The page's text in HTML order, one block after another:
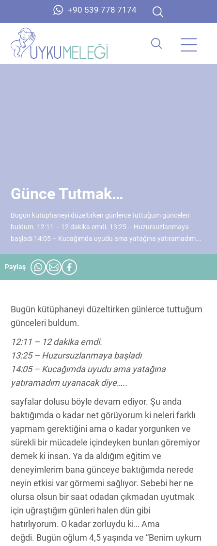
+90 539 778 7174
Günce Tutmak…
Bugün kütüphaneyi düzeltirken günlerce tuttuğum günceleri
buldum. 12:11 – 12 dakika emdi. 13:25 – Huzursuzlanmaya
başladı 14:05 – Kucağımda uyudu ama yatağına yatıramadım...
Paylaş
Bugün kütüphaneyi düzeltirken günlerce tuttuğum
günceleri buldum.
12:11 – 12 dakika emdi.
13:25 – Huzursuzlanmaya başladı
14:05 – Kucağımda uyudu ama yatağına
yatıramadım uyanacak diye…..
sayfalar dolusu böyle devam ediyor. Şu anda
baktığımda o kadar net görüyorum ki neleri farklı
yapmam gerektiğini ama o kadar yorgunken ve
sürekli bir mücadele içindeyken bunları göremiyor
demek ki insan. Ya da aldığım eğitim ve
deneyimlerim bana günceye baktığımda nerede
neyin etkisi var görmemi sağlıyor. Sebebi her ne
olursa olsun bir saat odadan çıkmadan uyutmak
için uğraştığım günleri halen dün gibi
hatırlıyorum. O kadar zorluydu ki… Ama
değdi. Bugün oğlum 4,5 yaşında ve “Benim uykum